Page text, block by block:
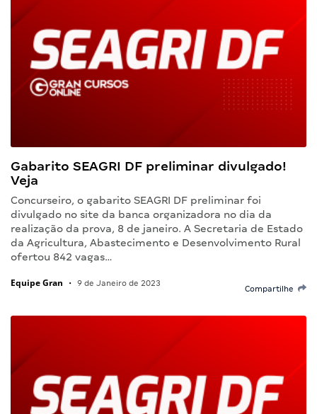
Gabarito SEAGRI DF preliminar divulgado!
Veja
Concurseiro, o gabarito SEAGRI DF preliminar foi
divulgado no site da banca organizadora no dia da
realização da prova, 8 de janeiro. A Secretaria de Estado
da Agricultura, Abastecimento e Desenvolvimento Rural
ofertou 842 vagas…
Equipe Gran • 9 de Janeiro de 2023
Compartilhe